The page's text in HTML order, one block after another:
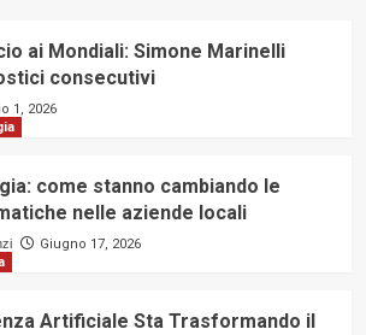
ai Mondiali: Simone Marinelli
consecutivi
1, 2026
come stanno cambiando le
nelle aziende locali
Giugno 17, 2026
Artificiale Sta Trasformando il